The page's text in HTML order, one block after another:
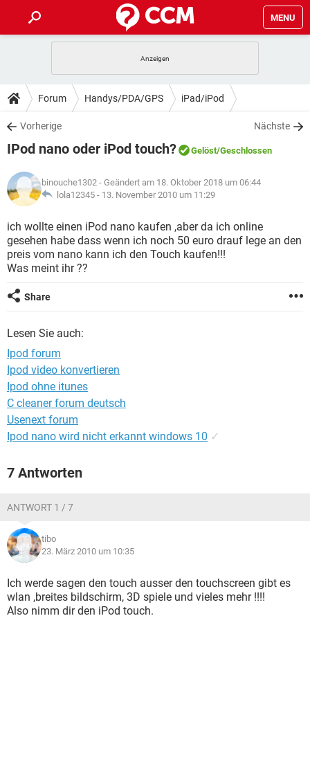
MENU
ANDROID IOS
WINDOWS 10
WHATSAPP TIKTOK
FACEBOOK
TIPPS & TRICKS
SPIELE STREAMING
WHATSAPP TIKTOK
FACEBOOK
DOWNLOADS
SPIELE STREAMING
ANDROID
WINDOWS 10 INSTAGRAM
WHATSAPP TIKTOK
FACEBOOK HARDWARE
SPIELE STREAMING
ANDROID
WINDOWS 10 INSTAGRAM
WHATSAPP TIKTOK
LEXIKON
SPIELE STREAMING
ANDROID IOS
WINDOWS 10
WHATSAPP
Forum Handys/PDA/GPS iPad/iPod
Vorherige Nächste
IPod nano oder iPod touch? Gelöst/Geschlossen
binouche1302 - Geändert am 18. Oktober 2018 um 06:44
lola12345 - 13. November 2010 um 11:29
ich wollte einen iPod nano kaufen ,aber da ich online
gesehen habe dass wenn ich noch 50 euro drauf lege an den
preis vom nano kann ich den Touch kaufen!!!
Was meint ihr ??
Share
Lesen Sie auch:
Ipod forum
Ipod video konvertieren
Ipod ohne itunes
C cleaner forum deutsch
Usenext forum
Ipod nano wird nicht erkannt windows 10 ✓
7 Antworten
ANTWORT 1 / 7
tibo
23. März 2010 um 10:35
Ich werde sagen den touch ausser den touchscreen gibt es
wlan ,breites bildschirm, 3D spiele und vieles mehr !!!!
Also nimm dir den iPod touch.